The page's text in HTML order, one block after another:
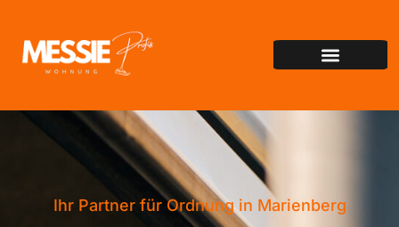
Ihr Partner für Ordnung in Marienberg